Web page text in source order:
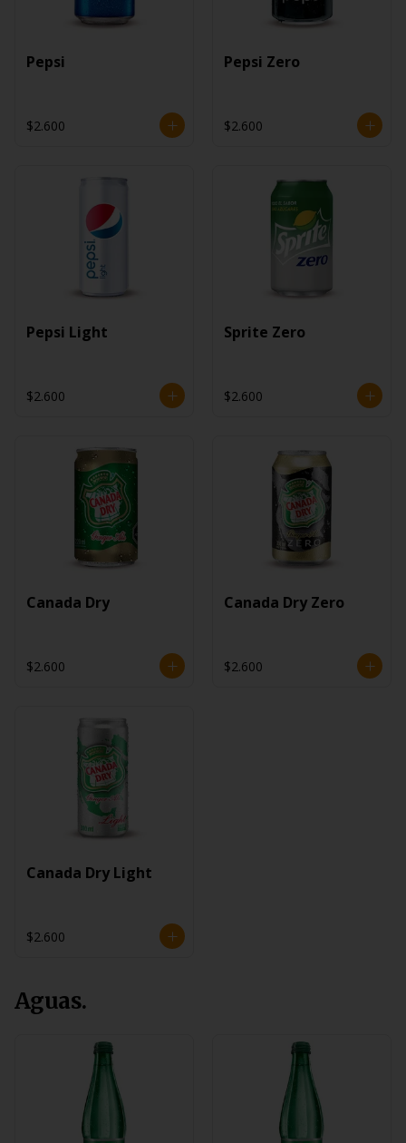
Pepsi
$2.600
Pepsi Zero
$2.600
Pepsi Light
$2.600
Sprite Zero
$2.600
Canada Dry
$2.600
Canada Dry Zero
$2.600
Canada Dry Light
$2.600
Aguas.